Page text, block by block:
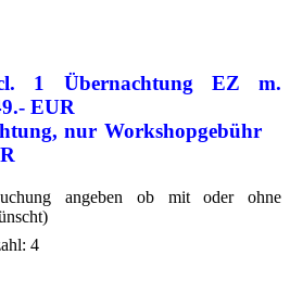
1 Übernachtung EZ m.
EUR
nur Workshopgebühr
angeben ob mit oder ohne
4